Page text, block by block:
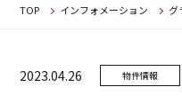
TOP インフォメーション グ
2023.04.26 物件情報